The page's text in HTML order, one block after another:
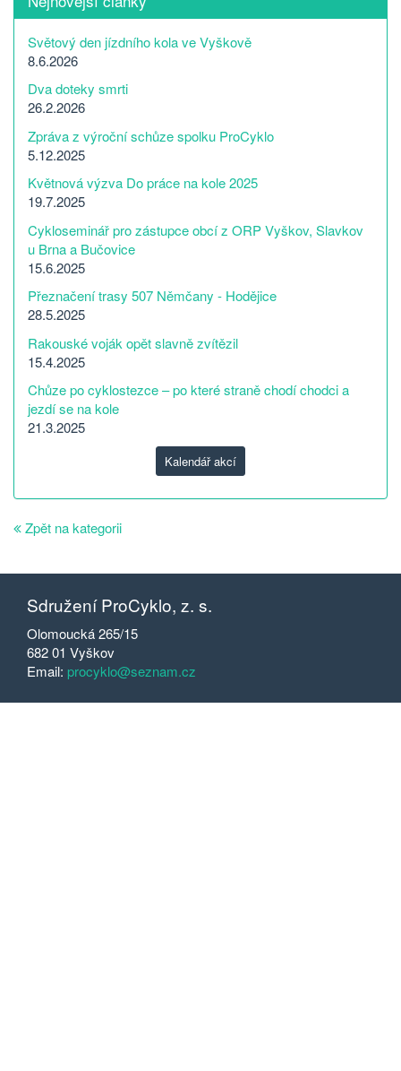
Světový den jízdního kola ve Vyškově
8.6.2026
Dva doteky smrti
26.2.2026
Zpráva z výroční schůze spolku ProCyklo
5.12.2025
Květnová výzva Do práce na kole 2025
19.7.2025
Cykloseminář pro zástupce obcí z ORP Vyškov, Slavkov
u Brna a Bučovice
15.6.2025
Přeznačení trasy 507 Němčany - Hodějice
28.5.2025
Rakouské voják opět slavně zvítězil
15.4.2025
Chůze po cyklostezce – po které straně chodí chodci a
jezdí se na kole
21.3.2025
Kalendář akcí
Zpět na kategorii
Sdružení ProCyklo, z. s.
Olomoucká 265/15
682 01 Vyškov
Email: procyklo@seznam.cz